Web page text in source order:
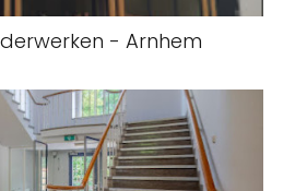
- Arnhem